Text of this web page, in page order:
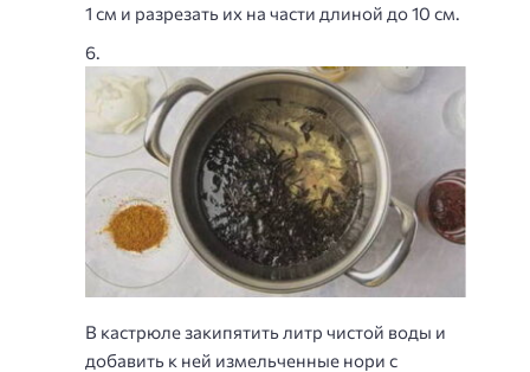
1 см и разрезать их на части длиной до 10 см.
В кастрюле закипятить литр чистой воды и
добавить к ней измельченные нори с